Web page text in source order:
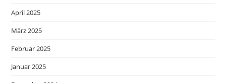
April 2025
März 2025
Februar 2025
Januar 2025